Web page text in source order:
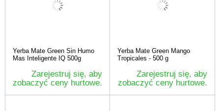
Yerba Mate Green Sin Humo
Mas Inteligente IQ 500g
Zarejestruj się, aby
zobaczyć ceny hurtowe.
Yerba Mate Green Mango
Tropicales - 500 g
Zarejestruj się, aby
zobaczyć ceny hurtowe.